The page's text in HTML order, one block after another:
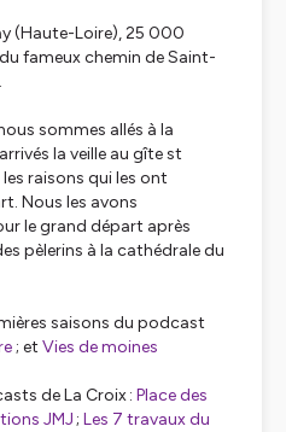
(Haute-Loire), 25 000
fameux chemin de Saint-
sommes allés à la
la veille au gîte st
raisons qui les ont
Nous les avons
le grand départ après
pèlerins à la cathédrale du
saisons du podcast
; et Vies de moines
deLa Croix: Place des
JMJ; Les 7 travaux du